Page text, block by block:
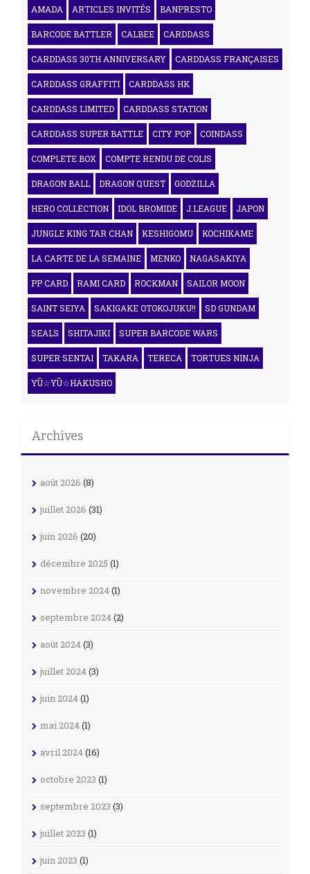
AMADA ARTICLES INVITÉS BANPRESTO
BARCODE BATTLER CALBEE CARDDASS
CARDDASS 30TH ANNIVERSARY CARDDASS FRANÇAISES
CARDDASS GRAFFITI CARDDASS HK
CARDDASS LIMITED CARDDASS STATION
CARDDASS SUPER BATTLE CITY POP COINDASS
COMPLETE BOX COMPTE RENDU DE COLIS
DRAGON BALL DRAGON QUEST GODZILLA
HERO COLLECTION IDOL BROMIDE J.LEAGUE JAPON
JUNGLE KING TAR CHAN KESHIGOMU KOCHIKAME
LA CARTE DE LA SEMAINE MENKO NAGASAKIYA
PP CARD RAMI CARD ROCKMAN SAILOR MOON
SAINT SEIYA SAKIGAKE OTOKOJUKU!! SD GUNDAM
SEALS SHITAJIKI SUPER BARCODE WARS
SUPER SENTAI TAKARA TERECA TORTUES NINJA
YŪ☆YŪ☆HAKUSHO
Archives
août 2026 (8)
juillet 2026 (31)
juin 2026 (20)
décembre 2025 (1)
novembre 2024(1)
septembre 2024(2)
août 2024(3)
juillet 2024(3)
juin 2024(1)
mai 2024(1)
avril 2024(16)
octobre 2023 (1)
septembre 2023 (3)
juillet 2023 (1)
juin 2023 (1)